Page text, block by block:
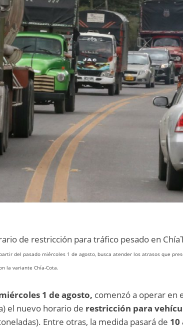
de restricción para tráfico pesado en
del pasado miércoles 1 de agosto, busca atender los atrasos que
la variante Chía-Cota.
1 de agosto, comenzó a operar en
el nuevo horario de restricción para
Entre otras, la medida pasará de 10